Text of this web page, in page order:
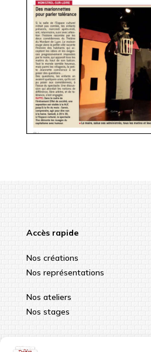
Accès rapide
Nos créations
Nos représentations
Nos ateliers
Nos stages
Infos pratiques